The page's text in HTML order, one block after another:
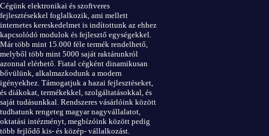
Cégünk elektronikai és szoftveres
fejlesztésekkel foglalkozik, ami mellett
internetes kereskedelmet is indítottunk az ehhez
kapcsolódó modulok és fejlesztő egységekkel.
Már több mint 15.000 féle termék rendelhető,
melyből több mint 5000 saját raktárunkról
azonnal elérhető. Fiatal cégként dinamikusan
bővülünk, alkalmazkodunk a modern
igényekhez. Támogatjuk a hazai fejlesztéseket,
és diákokat, termékekkel, szolgáltatásokkal, és
saját tudásunkkal. Rendszeres vásárlóink között
tudhatunk rengeteg magyar nagyvállalatot,
oktatási intézményt, megbízóink között pedig
több fejlődő kis- és közép- vállalkozást.